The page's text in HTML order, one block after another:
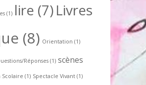
(1) lire (7)Livres
(8) Orientation (1)
Réponses (1) scènes
Scolaire (1) Spectacle Vivant (1)